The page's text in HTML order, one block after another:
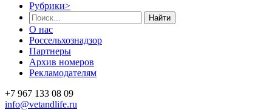
Рубрики>
Найти
О нас
Россельхознадзор
Партнеры
Архив номеров
Рекламодателям
+7 967 133 08 09
info@vetandlife.ru